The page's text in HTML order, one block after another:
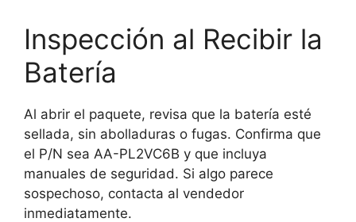
Inspección al Recibir la
Batería
Al abrir el paquete, revisa que la batería esté
sellada, sin abolladuras o fugas. Confirma que
el P/N sea AA-PL2VC6B y que incluya
manuales de seguridad. Si algo parece
sospechoso, contacta al vendedor
inmediatamente.